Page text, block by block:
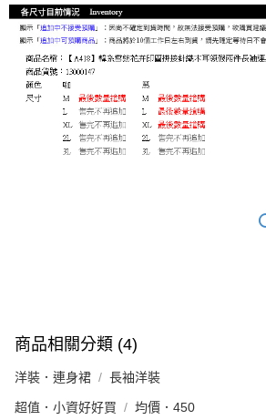
商品相關分類 (4)
洋裝．連身裙 長袖洋裝
超值．小資好好買 均價．450